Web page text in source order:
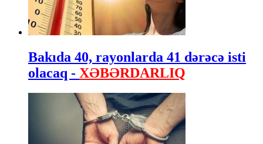
Bakıda 40, rayonlarda 41 dərəcə isti
olacaq - XƏBƏRDARLIQ